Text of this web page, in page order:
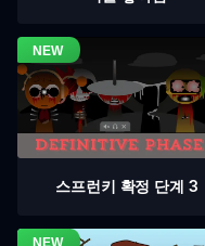
스프런키 확정 단계 3